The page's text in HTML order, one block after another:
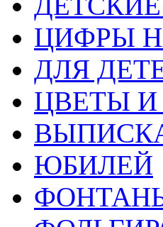
ЦИФРЫ
ДЛЯ
ЦВЕТЫ
ЮБИЛЕЙ